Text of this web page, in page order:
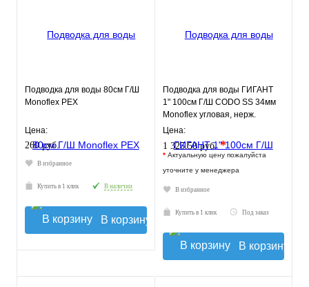
Подводка для воды 80см Г/Ш
Monoflex РЕХ
Цена:
260 руб.
В избранное
Купить в 1 клик В наличии
В корзину
Подводка для воды ГИГАНТ
1" 100см Г/Ш CODO SS 34мм
Monoflex угловая, нерж.
оплетка
Цена:
1 325.50 руб.*
* Актуальную цену пожалуйста
уточните у менеджера
В избранное
Купить в 1 клик Под заказ
В корзину